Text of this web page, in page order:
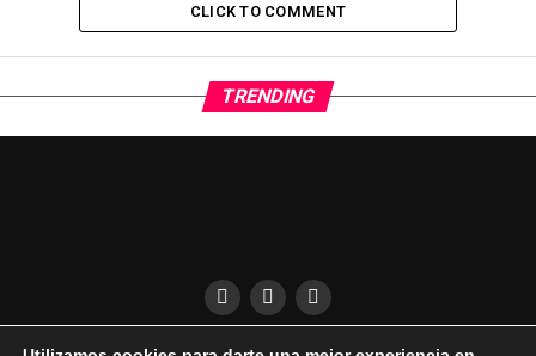
CLICK TO COMMENT
TRENDING